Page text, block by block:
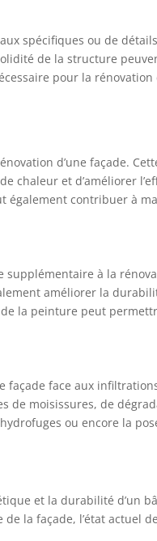
spécifiques ou de
de la structure
pour la rénovation
d’une façade.
et d’améliorer
également contribuer à
à la
améliorer la
la peinture peut
face aux
de moisissures, de
ou encore la
et la durabilité d’un
la façade, l’état actuel